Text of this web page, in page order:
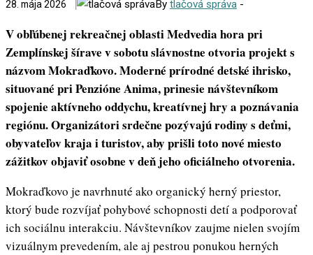
28. mája 2026 By tlačová správa -
V obľúbenej rekreačnej oblasti Medvedia hora pri
Zemplínskej šírave v sobotu slávnostne otvoria projekt s
názvom Mokraďkovo. Moderné prírodné detské ihrisko,
situované pri Penzióne Anima, prinesie návštevníkom
spojenie aktívneho oddychu, kreatívnej hry a poznávania
regiónu. Organizátori srdečne pozývajú rodiny s deťmi,
obyvateľov kraja i turistov, aby prišli toto nové miesto
zážitkov objaviť osobne v deň jeho oficiálneho otvorenia.
Mokraďkovo je navrhnuté ako organický herný priestor,
ktorý bude rozvíjať pohybové schopnosti detí a podporovať
ich sociálnu interakciu. Návštevníkov zaujme nielen svojím
vizuálnym prevedením, ale aj pestrou ponukou herných